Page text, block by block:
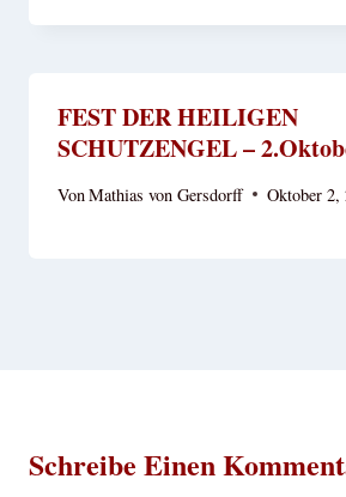
FEST DER HEILIGEN
SCHUTZENGEL –
VonMathias von Gersdorff Oktober 2,
Schreibe Einen